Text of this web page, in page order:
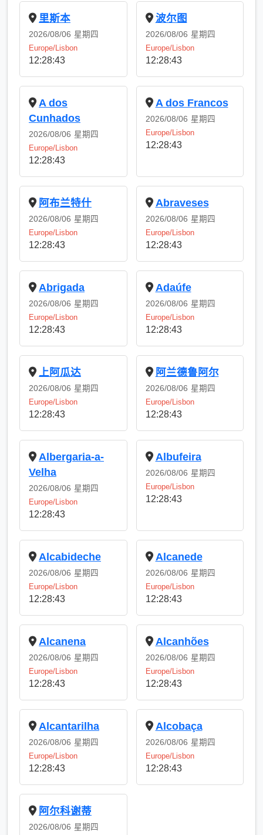
里斯本
2026/08/06 星期四
Europe/Lisbon
12:28:43
波尔图
2026/08/06 星期四
Europe/Lisbon
12:28:43
A dos
Cunhados
2026/08/06 星期四
Europe/Lisbon
12:28:43
A dos Francos
2026/08/06 星期四
Europe/Lisbon
12:28:43
阿布兰特什
2026/08/06 星期四
Europe/Lisbon
12:28:43
Abraveses
2026/08/06 星期四
Europe/Lisbon
12:28:43
Abrigada
2026/08/06 星期四
Europe/Lisbon
12:28:43
Adaúfe
2026/08/06 星期四
Europe/Lisbon
12:28:43
上阿瓜达
2026/08/06 星期四
Europe/Lisbon
12:28:43
阿兰德鲁阿尔
2026/08/06 星期四
Europe/Lisbon
12:28:43
Albergaria-a-
Velha
2026/08/06 星期四
Europe/Lisbon
12:28:43
Albufeira
2026/08/06 星期四
Europe/Lisbon
12:28:43
Alcabideche
2026/08/06 星期四
Europe/Lisbon
12:28:43
Alcanede
2026/08/06 星期四
Europe/Lisbon
12:28:43
Alcanena
2026/08/06 星期四
Europe/Lisbon
12:28:43
Alcanhões
2026/08/06 星期四
Europe/Lisbon
12:28:43
Alcantarilha
2026/08/06 星期四
Europe/Lisbon
12:28:43
Alcobaça
2026/08/06 星期四
Europe/Lisbon
12:28:43
阿尔科谢蒂
2026/08/06 星期四